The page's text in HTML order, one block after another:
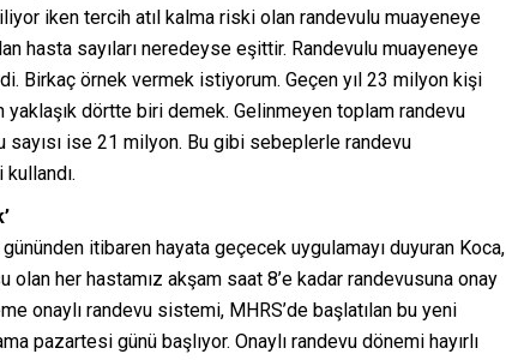
iken tercih atıl kalma riski olan randevulu muayeneye
hasta sayıları neredeyse eşittir. Randevulu muayeneye
Birkaç örnek vermek istiyorum. Geçen yıl 23 milyon kişi
dörtte biri demek. Gelinmeyen toplam randevu
ise 21 milyon. Bu gibi sebeplerle randevu
itibaren hayata geçecek uygulamayı duyuran Koca,
her hastamız akşam saat 8’e kadar randevusuna onay
onaylı randevu sistemi, MHRS’de başlatılan bu yeni
pazartesi günü başlıyor. Onaylı randevu dönemi hayırlı